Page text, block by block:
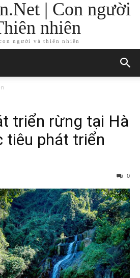
| Con người
nhiên
người và thiên nhiên
triển rừng tại Hà
tiêu phát triển
0